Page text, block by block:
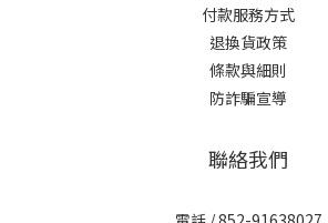
付款服務方式
退換貨政策
條款與細則
防詐騙宣導
聯絡我們